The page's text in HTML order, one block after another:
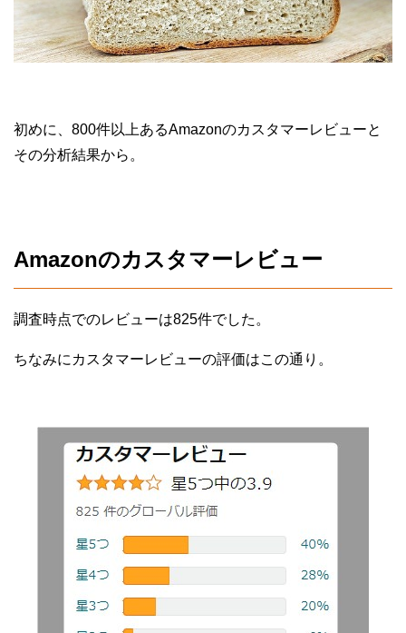
初めに、800件以上あるAmazonのカスタマーレビューと
その分析結果から。
Amazonのカスタマーレビュー
調査時点でのレビューは825件でした。
ちなみにカスタマーレビューの評価はこの通り。